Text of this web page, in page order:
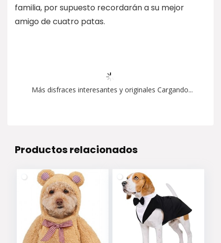
familia, por supuesto recordarán a su mejor
amigo de cuatro patas.
Más disfraces interesantes y originales Cargando...
Productos relacionados